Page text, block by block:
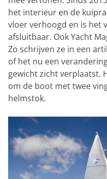
het interieur en de
vloer verhoogd en is het
afsluitbaar. Ook Yacht
Zo schrijven ze in een
of het nu een
gewicht zicht verplaatst.
om de boot met twee
helmstok.